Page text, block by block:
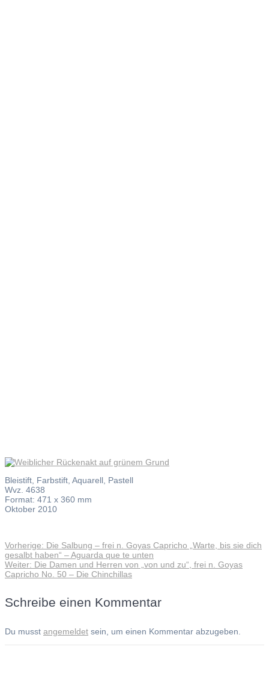
Bleistift, Farbstift, Aquarell, Pastell
Wvz. 4638
Format: 471 x 360 mm
Oktober 2010
Beitragsnavigation
Vorherige: Vorheriger
Beitrag:
Die Salbung – frei n. Goyas Capricho „Warte, bis sie dich
gesalbt haben“ – Aguarda que te unten
Weiter: Nächster
Beitrag:
Die Damen und Herren von „von und zu“, frei n. Goyas
Capricho No. 50 – Die Chinchillas
Schreibe einen Kommentar
Du musst angemeldet sein, um einen Kommentar abzugeben.